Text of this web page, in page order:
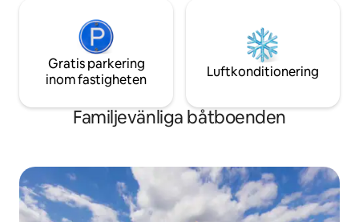
Gratis parkering
inom fastigheten
Luftkonditionering
Familjevänliga båtboenden